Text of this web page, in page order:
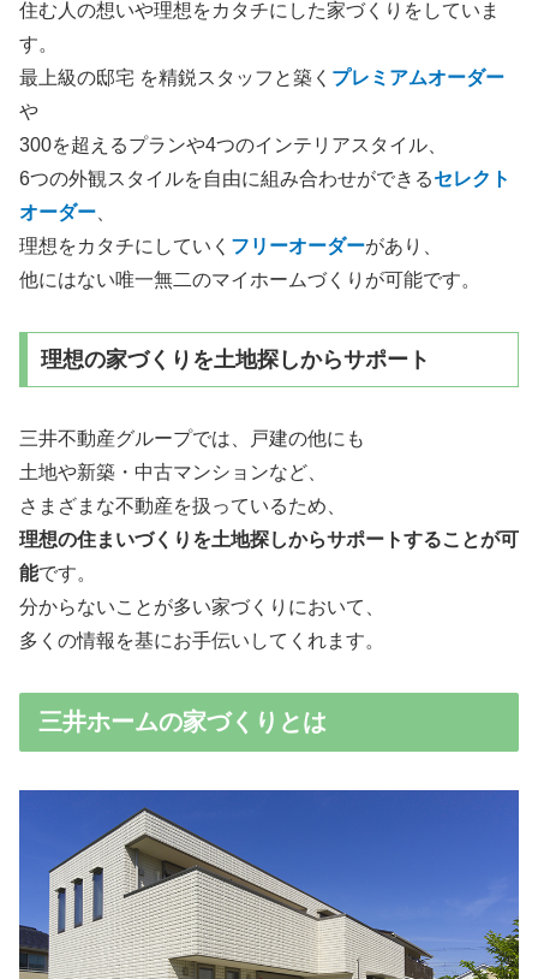
住む人の想いや理想をカタチにした家づくりをしていま
す。
最上級の邸宅 を精鋭スタッフと築く プレミアムオーダー
や
300を超えるプランや4つのインテリアスタイル、
6つの外観スタイルを自由に組み合わせができるセレクト
オーダー
理想をカタチにしていく フリーオーダーがあり、
他にはない唯一無二のマイホームづくりが可能です。
理想の家づくりを土地探しからサポート
三井不動産グループでは、戸建の他にも
土地や新築・中古マンションなど、
さまざまな不動産を扱っているため、
理想の住まいづくりを土地探しからサポートすることが可
能です。
分からないことが多い家づくりにおいて、
多くの情報を基にお手伝いしてくれます。
三井ホームの家づくりとは